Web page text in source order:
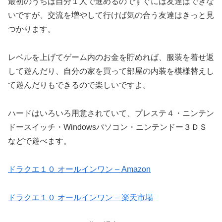
いですが、交流を増やして行けば気の合う友達はきっと見
つかります。
レベルを上げてゲーム内のお金を貯めれば、服装を着せ返
して遊んだり、自分の家を買って部屋の内装を模様替えし
て遊んだりもできるので楽しいですよ。
ハードはいろいろ用意されていて、プレステ４・ニンテン
ドースイッチ・Windowsパソコン・ニンテンドー３ＤＳ
などで遊べます。
ドラクエ１０ オールインワン – Amazon
ドラクエ１０ オールインワン – 楽天市場